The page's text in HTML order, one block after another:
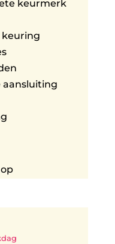
keurmerk
keuring
aansluiting